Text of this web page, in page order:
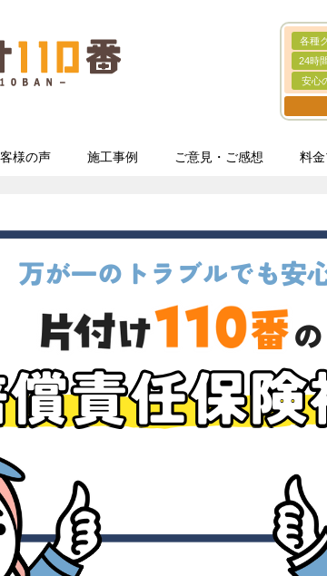
各種
24時
安心
様の声 施工事例 ご意見・ご感想 料